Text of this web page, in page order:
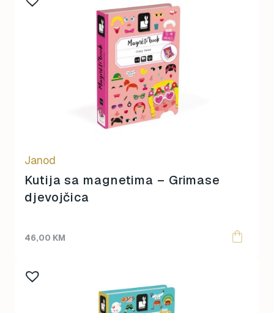
Janod
Kutija sa magnetima – Grimase
djevojčica
46,00 KM